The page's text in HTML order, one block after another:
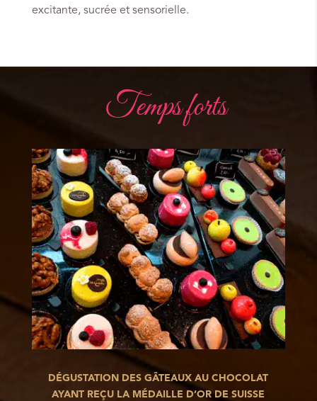
excitante, sucrée et sensorielle.
Temps forts
DÉGUSTATION DES GÂTEAUX AU CHOCOLAT
AYANT REÇU LA MÉDAILLE D’OR DE SUISSE